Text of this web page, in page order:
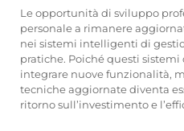
Le opportunità di sviluppo
personale a rimanere
nei sistemi intelligenti di
pratiche. Poiché questi
integrare nuove funzionalità,
tecniche aggiornate diventa
ritorno sull’investimento e